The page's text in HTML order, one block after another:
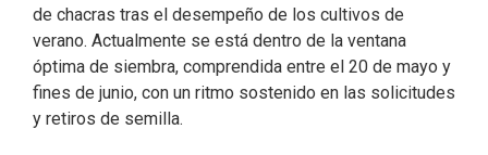
de chacras tras el desempeño de los cultivos de
verano. Actualmente se está dentro de la ventana
óptima de siembra, comprendida entre el 20 de mayo y
fines de junio, con un ritmo sostenido en las solicitudes
y retiros de semilla.